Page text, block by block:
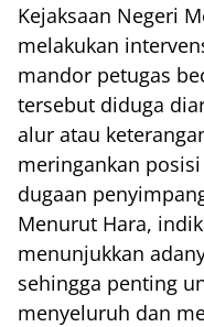
Kejaksaan Negeri
melakukan
mandor petugas
tersebut diduga
alur atau
meringankan
dugaan
Menurut Hara,
menunjukkan
sehingga penting
menyeluruh dan